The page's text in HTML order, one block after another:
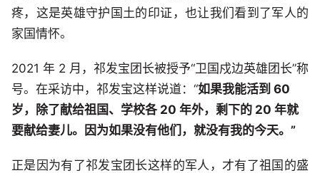
疼，这是英雄守护国土的印证，也让我们看到了军人的
家国情怀。
2021 年 2 月，祁发宝团长被授予“卫国戍边英雄团长”称
号。在采访中，祁发宝这样说道：“如果我能活到 60
岁，除了献给祖国、学校各 20 年外，剩下的 20 年就
要献给妻儿。因为如果没有他们，就没有我的今天。”
正是因为有了祁发宝团长这样的军人，才有了祖国的盛